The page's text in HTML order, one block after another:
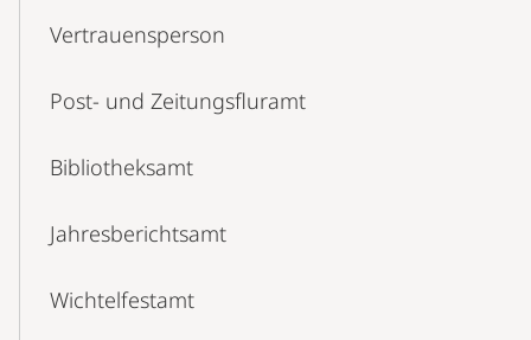
Vertrauensperson
Post- und Zeitungsfluramt
Bibliotheksamt
Jahresberichtsamt
Wichtelfestamt